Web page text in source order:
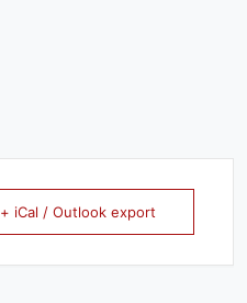
+ iCal / Outlook export